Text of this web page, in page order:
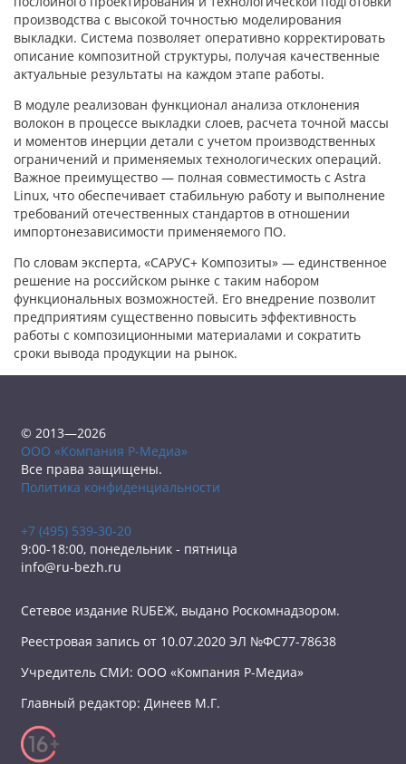
производства с высокой точностью моделирования
выкладки. Система позволяет оперативно корректировать
описание композитной структуры, получая качественные
актуальные результаты на каждом этапе работы.
В модуле реализован функционал анализа отклонения
волокон в процессе выкладки слоев, расчета точной массы
и моментов инерции детали с учетом производственных
ограничений и применяемых технологических операций.
Важное преимущество — полная совместимость с Astra
Linux, что обеспечивает стабильную работу и выполнение
требований отечественных стандартов в отношении
импортонезависимости применяемого ПО.
По словам эксперта, «САРУС+ Композиты» — единственное
решение на российском рынке с таким набором
функциональных возможностей. Его внедрение позволит
предприятиям существенно повысить эффективность
работы с композиционными материалами и сократить
сроки вывода продукции на рынок.
© 2013—2026
ООО «Компания Р-Медиа»
Все права защищены.
Политика конфиденциальности
+7 (495) 539-30-20
9:00-18:00, понедельник - пятница
info@ru-bezh.ru
Сетевое издание RUБЕЖ, выдано Роскомнадзором.
Реестровая запись от 10.07.2020 ЭЛ №ФС77-78638
Учредитель СМИ: ООО «Компания Р-Медиа»
Главный редактор: Динеев М.Г.